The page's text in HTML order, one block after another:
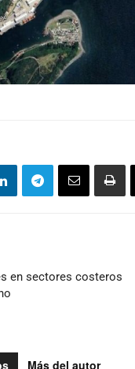
en sectores costeros
Más del autor